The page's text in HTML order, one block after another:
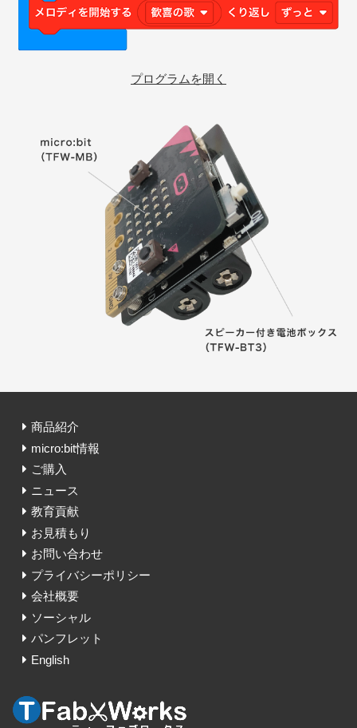
商品紹介
micro:bit情報
ご購入
ニュース
教育貢献
お見積もり
お問い合わせ
プライバシーポリシー
会社概要
ソーシャル
パンフレット
English